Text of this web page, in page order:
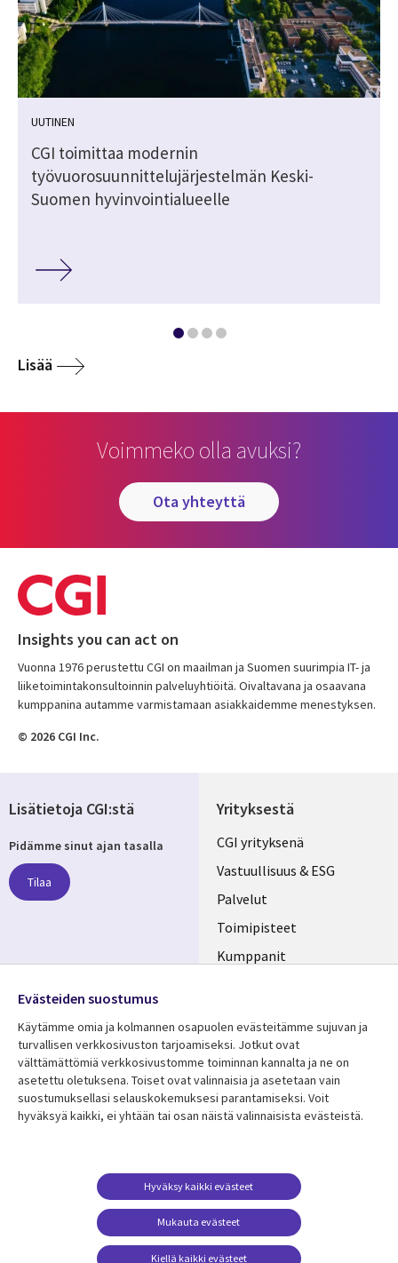
UUTINEN
CGI toimittaa modernin
työvuorosuunnittelujärjestelmän Keski-
Suomen hyvinvointialueelle
Lisää
Voimmeko olla avuksi?
ota yhteyttä
Insights you can act on
Vuonna 1976 perustettu CGI on maailman ja Suomen suurimpia IT- ja
liiketoimintakonsultoinnin palveluyhtiöitä. Oivaltavana ja osaavana
kumppanina autamme varmistamaan asiakkaidemme menestyksen.
© 2026 CGI Inc.
Yrityksestä
Useful
links
FINLAND
CGI yrityksenä
Vastuullisuus & ESG
Palvelut
Toimipisteet
Kumppanit
Resurssikeskus
Library
FINLAND
Asiakastarinat
Lisätietoa
Legal
Tietosuoja
Käyttöehdot
Yhteystiedot
Evästeasetuksesi
Lisätietoja CGI:stä
Pidämme sinut ajan tasalla
Tilaa
Media
FINLAND
Evästeiden suostumus
Käytämme omia ja kolmannen osapuolen evästeitämme sujuvan ja
turvallisen verkkosivuston tarjoamiseksi. Jotkut ovat
välttämättömiä verkkosivustomme toiminnan kannalta ja ne on
asetettu oletuksena. Toiset ovat valinnaisia ​​ja asetetaan vain
suostumuksellasi selauskokemuksesi parantamiseksi. Voit
hyväksyä kaikki, ei yhtään tai osan näistä valinnaisista evästeistä.
Mukauta evästeet
Hyväksy kaikki evästeet
Kiellä kaikki evästeet